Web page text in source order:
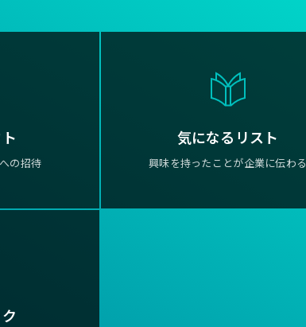
の招待
気になるリスト
興味を持ったことが企業に伝わる